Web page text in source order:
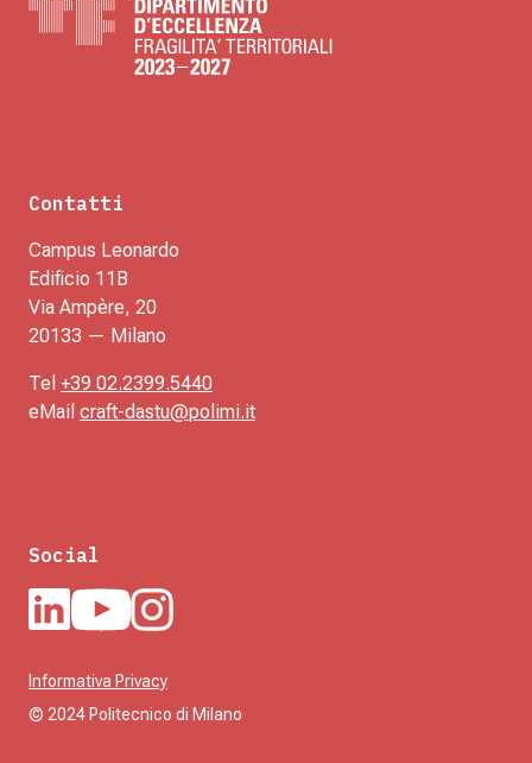
Contatti
Campus Leonardo
Edificio 11B
Via Ampère, 20
20133 — Milano
Tel +39 02.2399.5440
eMail craft-dastu@polimi.it
Social
Informativa Privacy
© 2024 Politecnico di Milano